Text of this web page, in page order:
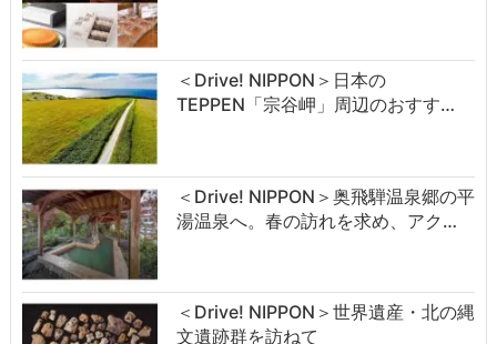
＜Drive! NIPPON＞日本の
TEPPEN「宗谷岬」周辺のおすす…
＜Drive! NIPPON＞奥飛騨温泉郷の平
湯温泉へ。春の訪れを求め、アク…
＜Drive! NIPPON＞世界遺産・北の縄
文遺跡群を訪ねて